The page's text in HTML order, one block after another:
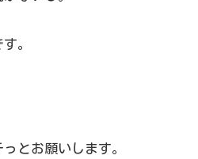
。
とお願いします。